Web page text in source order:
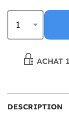
ACHAT
DESCRIPTION